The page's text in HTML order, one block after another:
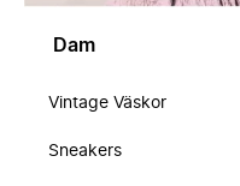
Dam
Vintage Väskor
Sneakers